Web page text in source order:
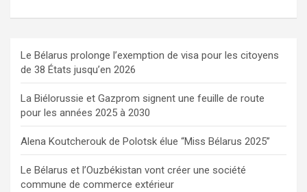
Le Bélarus prolonge l’exemption de visa pour les citoyens
de 38 États jusqu’en 2026
La Biélorussie et Gazprom signent une feuille de route
pour les années 2025 à 2030
Alena Koutcherouk de Polotsk élue “Miss Bélarus 2025”
Le Bélarus et l’Ouzbékistan vont créer une société
commune de commerce extérieur